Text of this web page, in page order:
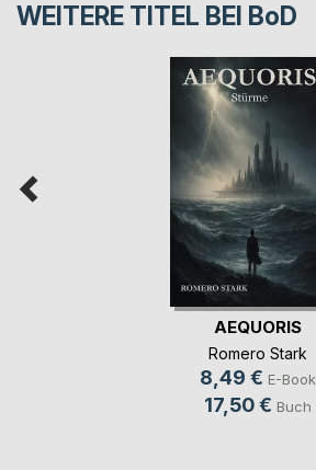
WEITERE TITEL BEI BoD
AEQUORIS
Romero Stark
8,49 € E-Book
17,50 € Buch